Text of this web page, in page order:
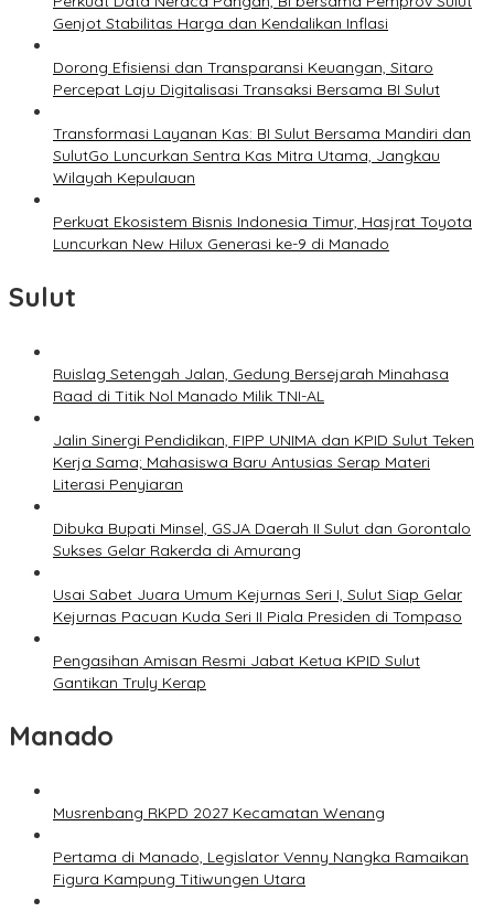
Genjot Stabilitas Harga dan Kendalikan Inflasi
Dorong Efisiensi dan Transparansi Keuangan, Sitaro
Percepat Laju Digitalisasi Transaksi Bersama BI Sulut
Transformasi Layanan Kas: BI Sulut Bersama Mandiri dan
SulutGo Luncurkan Sentra Kas Mitra Utama, Jangkau
Wilayah Kepulauan
Perkuat Ekosistem Bisnis Indonesia Timur, Hasjrat Toyota
Luncurkan New Hilux Generasi ke-9 di Manado
Sulut
Ruislag Setengah Jalan, Gedung Bersejarah Minahasa
Raad di Titik Nol Manado Milik TNI-AL
Jalin Sinergi Pendidikan, FIPP UNIMA dan KPID Sulut Teken
Kerja Sama; Mahasiswa Baru Antusias Serap Materi
Literasi Penyiaran
Dibuka Bupati Minsel, GSJA Daerah II Sulut dan Gorontalo
Sukses Gelar Rakerda di Amurang
Usai Sabet Juara Umum Kejurnas Seri I, Sulut Siap Gelar
Kejurnas Pacuan Kuda Seri II Piala Presiden di Tompaso
Pengasihan Amisan Resmi Jabat Ketua KPID Sulut
Gantikan Truly Kerap
Manado
Musrenbang RKPD 2027 Kecamatan Wenang
Pertama di Manado, Legislator Venny Nangka Ramaikan
Figura Kampung Titiwungen Utara